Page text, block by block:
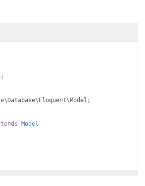
;
\Database\Eloquent\Model ;
Model